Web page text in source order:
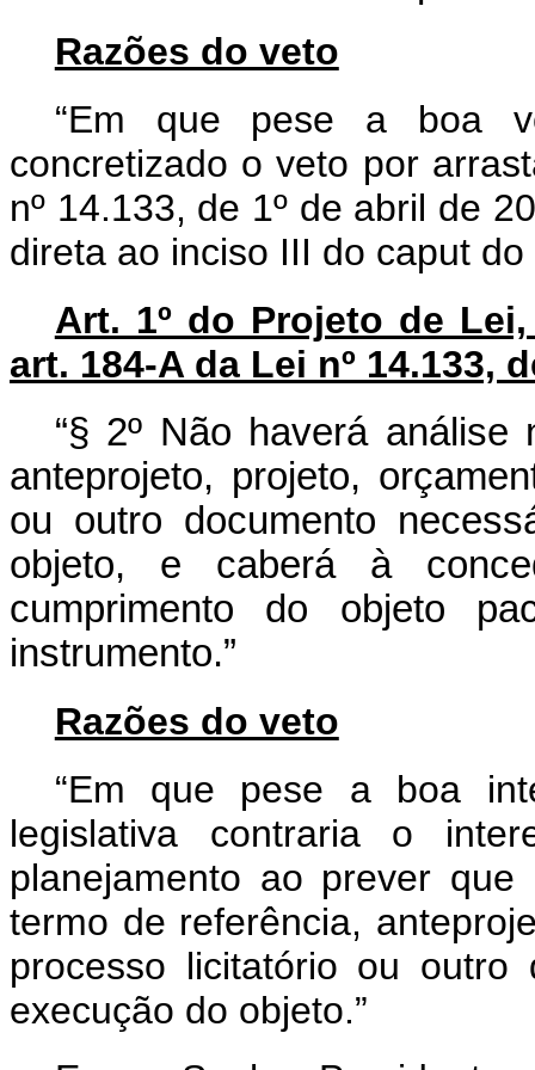
Razões do veto
“Em que pese a boa
concretizado o veto por
nº 14.133, de 1º de abril de
direta ao inciso III do caput
Art. 1º do Projeto de
art. 184-A da Lei nº 14.133,
“§ 2º Não haverá
anteprojeto, projeto,
ou outro documento
objeto, e caberá à
cumprimento do objeto
instrumento.”
Razões do veto
“Em que pese a boa
legislativa contraria o
planejamento ao prever
termo de referência,
processo licitatório ou
execução do objeto.”